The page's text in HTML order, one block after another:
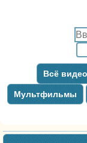
Всё видео
Мультфильмы